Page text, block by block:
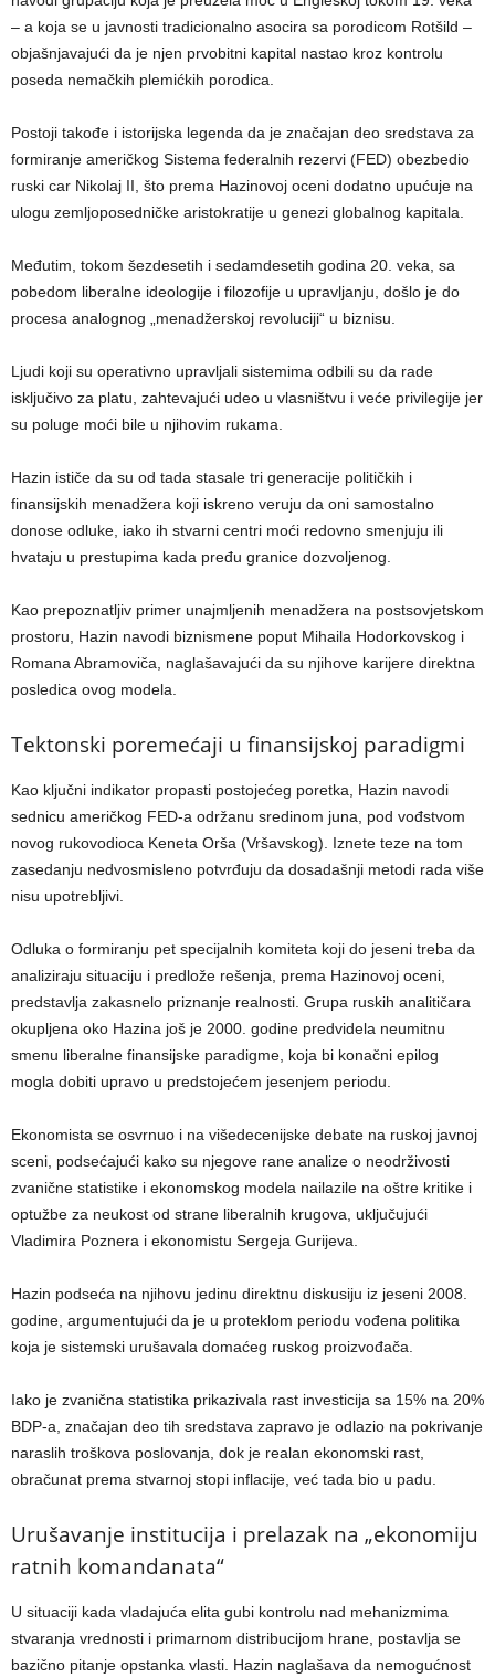
– a koja se u javnosti tradicionalno asocira sa porodicom Rotšild –
objašnjavajući da je njen prvobitni kapital nastao kroz kontrolu
poseda nemačkih plemićkih porodica.
Postoji takođe i istorijska legenda da je značajan deo sredstava za
formiranje američkog Sistema federalnih rezervi (FED) obezbedio
ruski car Nikolaj II, što prema Hazinovoj oceni dodatno upućuje na
ulogu zemljoposedničke aristokratije u genezi globalnog kapitala.
Međutim, tokom šezdesetih i sedamdesetih godina 20. veka, sa
pobedom liberalne ideologije i filozofije u upravljanju, došlo je do
procesa analognog „menadžerskoj revoluciji“ u biznisu.
Ljudi koji su operativno upravljali sistemima odbili su da rade
isključivo za platu, zahtevajući udeo u vlasništvu i veće privilegije jer
su poluge moći bile u njihovim rukama.
Hazin ističe da su od tada stasale tri generacije političkih i
finansijskih menadžera koji iskreno veruju da oni samostalno
donose odluke, iako ih stvarni centri moći redovno smenjuju ili
hvataju u prestupima kada pređu granice dozvoljenog.
Kao prepoznatljiv primer unajmljenih menadžera na postsovjetskom
prostoru, Hazin navodi biznismene poput Mihaila Hodorkovskog i
Romana Abramoviča, naglašavajući da su njihove karijere direktna
posledica ovog modela.
Tektonski poremećaji u finansijskoj paradigmi
Kao ključni indikator propasti postojećeg poretka, Hazin navodi
sednicu američkog FED-a održanu sredinom juna, pod vođstvom
novog rukovodioca Keneta Orša (Vršavskog). Iznete teze na tom
zasedanju nedvosmisleno potvrđuju da dosadašnji metodi rada više
nisu upotrebljivi.
Odluka o formiranju pet specijalnih komiteta koji do jeseni treba da
analiziraju situaciju i predlože rešenja, prema Hazinovoj oceni,
predstavlja zakasnelo priznanje realnosti. Grupa ruskih analitičara
okupljena oko Hazina još je 2000. godine predvidela neumitnu
smenu liberalne finansijske paradigme, koja bi konačni epilog
mogla dobiti upravo u predstojećem jesenjem periodu.
Ekonomista se osvrnuo i na višedecenijske debate na ruskoj javnoj
sceni, podsećajući kako su njegove rane analize o neodrživosti
zvanične statistike i ekonomskog modela nailazile na oštre kritike i
optužbe za neukost od strane liberalnih krugova, uključujući
Vladimira Poznera i ekonomistu Sergeja Gurijeva.
Hazin podseća na njihovu jedinu direktnu diskusiju iz jeseni 2008.
godine, argumentujući da je u proteklom periodu vođena politika
koja je sistemski urušavala domaćeg ruskog proizvođača.
Iako je zvanična statistika prikazivala rast investicija sa 15% na 20%
BDP-a, značajan deo tih sredstava zapravo je odlazio na pokrivanje
naraslih troškova poslovanja, dok je realan ekonomski rast,
obračunat prema stvarnoj stopi inflacije, već tada bio u padu.
Urušavanje institucija i prelazak na „ekonomiju
ratnih komandanata“
U situaciji kada vladajuća elita gubi kontrolu nad mehanizmima
stvaranja vrednosti i primarnom distribucijom hrane, postavlja se
bazično pitanje opstanka vlasti. Hazin naglašava da nemogućnost